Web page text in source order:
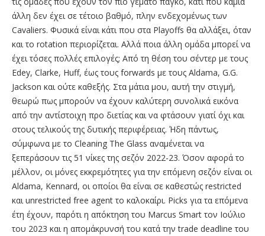
άλλη δεν έχει σε τέτοιο βαθμό, πλην ενδεχομένως των
Cavaliers. Φυσικά είναι κάτι που στα Playoffs θα αλλάξει, όταν
και το rotation περιορίζεται. Αλλά ποια άλλη ομάδα μπορεί να
έχει τόσες πολλές επιλογές; Από τη θέση του σέντερ με τους
Edey, Clarke, Huff, έως τους forwards με τους Aldama, G.G.
Jackson και ούτε καθεξής. Στα μάτια μου, αυτή την στιγμή,
θεωρώ πως μπορούν να έχουν καλύτερη συνολικά εικόνα
από την αντίστοιχη προ διετίας και να φτάσουν γιατί όχι και
στους τελικούς της δυτικής περιφέρειας. Ήδη πάντως,
σύμφωνα με το Cleaning The Glass αναμένεται να
ξεπεράσουν τις 51 νίκες της σεζόν 2022-23. Όσον αφορά το
μέλλον, οι μόνες εκκρεμότητες για την επόμενη σεζόν είναι οι
Aldama, Kennard, οι οποίοι θα είναι σε καθεστώς restricted
και unrestricted free agent το καλοκαίρι. Picks για τα επόμενα
έτη έχουν, παρότι η απόκτηση του Marcus Smart τον Ιούλιο
του 2023 και η απομάκρυνσή του κατά την trade deadline του